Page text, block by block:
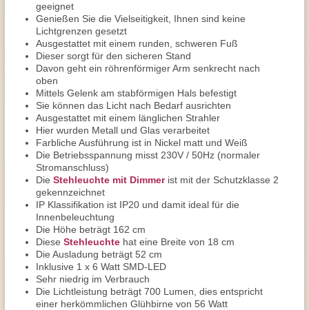
geeignet
Genießen Sie die Vielseitigkeit, Ihnen sind keine
Lichtgrenzen gesetzt
Ausgestattet mit einem runden, schweren Fuß
Dieser sorgt für den sicheren Stand
Davon geht ein röhrenförmiger Arm senkrecht nach
oben
Mittels Gelenk am stabförmigen Hals befestigt
Sie können das Licht nach Bedarf ausrichten
Ausgestattet mit einem länglichen Strahler
Hier wurden Metall und Glas verarbeitet
Farbliche Ausführung ist in Nickel matt und Weiß
Die Betriebsspannung misst 230V / 50Hz (normaler
Stromanschluss)
Die Stehleuchte mit Dimmerist mit der Schutzklasse 2
gekennzeichnet
IP Klassifikation ist IP20 und damit ideal für die
Innenbeleuchtung
Die Höhe beträgt 162 cm
Diese Stehleuchte hat eine Breite von 18 cm
Die Ausladung beträgt 52 cm
Inklusive 1 x 6 Watt SMD-LED
Sehr niedrig im Verbrauch
Die Lichtleistung beträgt 700 Lumen, dies entspricht
einer herkömmlichen Glühbirne von 56 Watt